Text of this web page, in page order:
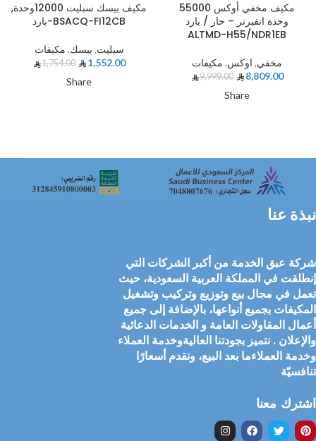
مكيف بيسك سبليت 12000وحدة,
بارد-BSACQ-FI12CB
سبليت, بيسك, مكيفات
1,754.00
1,552.00
Share
مكيف مخفي أوكس 55000
وحدة انفيرتر – حار / بارد
ALTMD-H55/NDR1EB
مخفي, اوكس, مكيفات
9,999.00
8,809.00
Share
نبذة عنا
شركة عبق الخدمة من أكبر الشركات التي
إنطلقت في المملكة العربية السعودية، حيث
تعمل في مجال بيع وتوزيع وتركيب وتشغيل
المكيفات بجميع أنواعها، بالإضافة إلى جميع
أعمال المقاولات العامة و الخدمات الدعائية
والإعلان . نتميز بجودتنا العاليةوخدمة العملاء
وخدمة العملاءما بعد البيع، ونقدم أسعارًا
تنافسيّة
اشترك معنا